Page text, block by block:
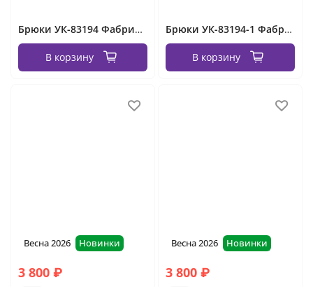
Брюки УК-83194 Фабрика Моды
В корзину
Брюки УК-83194-1 Фабрика Моды
В корзину
Весна 2026 Новинки
3 800 ₽
Весна 2026 Новинки
3 800 ₽